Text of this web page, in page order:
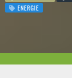
ENERGIE